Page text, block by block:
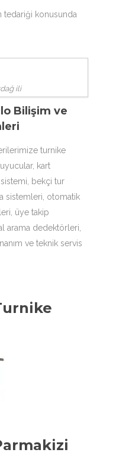
tedariği konusunda
ili
Bilişim ve
turnike
, kart
, bekçi tur
sistemleri, otomatik
üye takip
arama dedektörleri,
ve teknik servis